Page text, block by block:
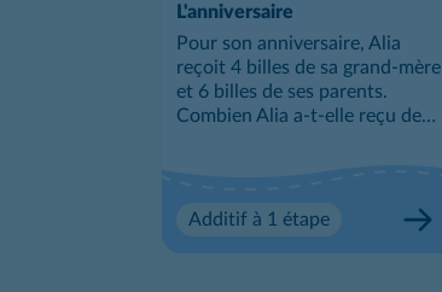
L'anniversaire
Pour son anniversaire, Alia
reçoit 4 billes de sa grand-mère
et 6 billes de ses parents.
Combien Alia a-t-elle reçu de
Additif à 1 étape